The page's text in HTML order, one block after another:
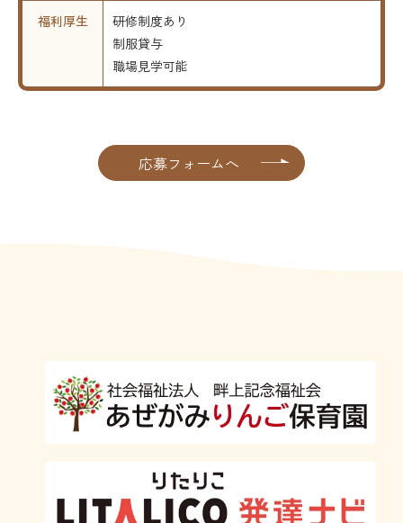
福利厚生
研修制度あり
制服貸与
職場見学可能
応募フォームへ